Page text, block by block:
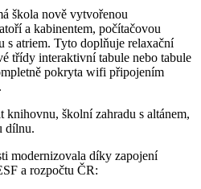
škola nově vytvořenou
a kabinentem, počítačovou
s atriem. Tyto doplňuje relaxační
třídy interaktivní tabule nebo tabule
pokryta wifi připojením
školní zahradu s altánem,
dílnu.
modernizovala díky zapojení
a rozpočtu ČR: